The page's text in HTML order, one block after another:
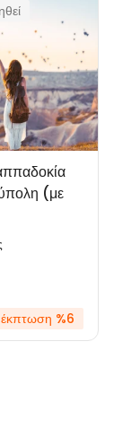
(με
έκπτωση %6